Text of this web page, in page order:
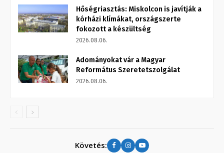
Hőségriasztás: Miskolcon is javítják a
kórházi klímákat, országszerte
fokozott a készültség
2026.08.06.
Adományokat vár a Magyar
Református Szeretetszolgálat
2026.08.06.
Követés: